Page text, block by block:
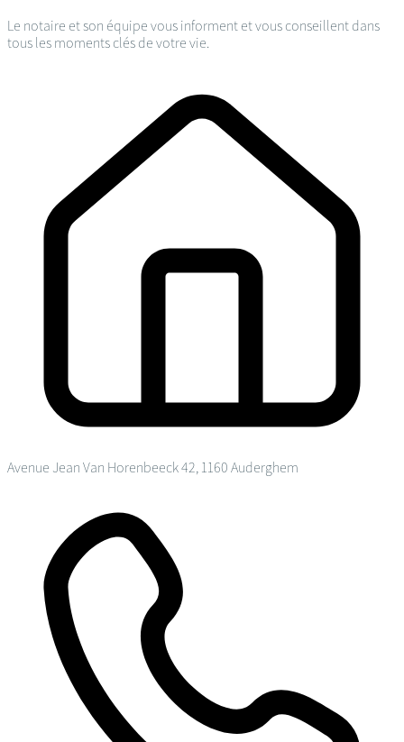
Le notaire et son équipe vous informent et vous conseillent dans
tous les moments clés de votre vie.
Avenue Jean Van Horenbeeck 42, 1160 Auderghem